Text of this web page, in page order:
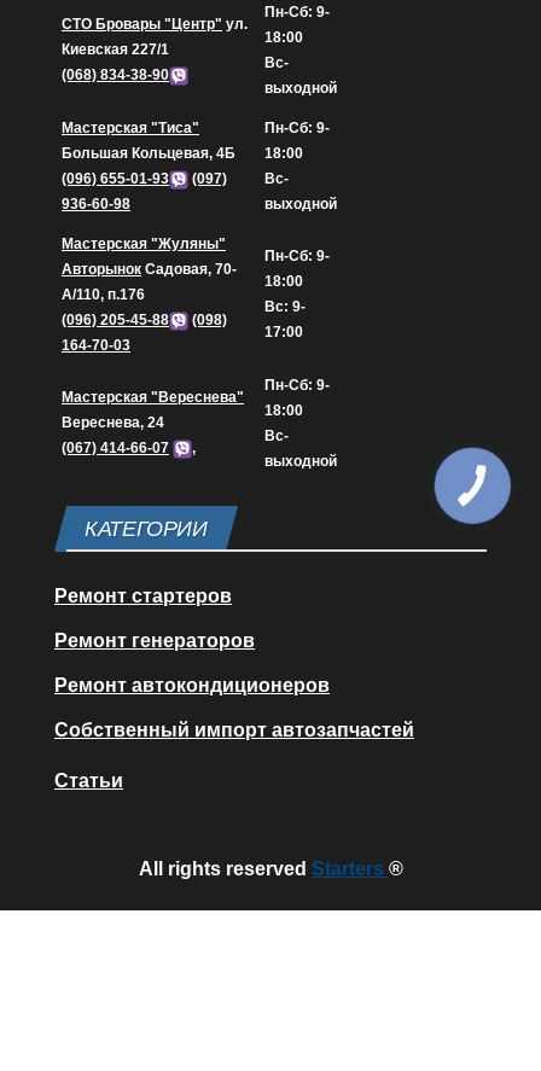
СТО Бровары "Центр" ул.
Киевская 227/1
(068) 834-38-90
Пн-Сб: 9-
18:00
Вс-
выходной
Мастерская "Тиса"
Большая Кольцевая, 4Б
(096) 655-01-93
(097)
936-60-98
Пн-Сб: 9-
18:00
Вс-
выходной
Мастерская "Жуляны"
Авторынок Садовая, 70-
А/110, п.176
(096) 205-45-88
(098)
164-70-03
Пн-Сб: 9-
18:00
Вс: 9-
17:00
Мастерская "Вереснева"
Вереснева, 24
(067) 414-66-07
,
Пн-Сб: 9-
18:00
Вс-
выходной
КАТЕГОРИИ
Ремонт стартеров
Ремонт генераторов
Ремонт автокондиционеров
Собственный импорт автозапчастей
Статьи
All rights reserved Starters ®